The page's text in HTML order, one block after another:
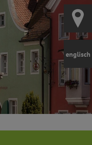
englisch